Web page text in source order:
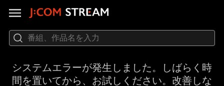
システムエラーが発生しました。しばらく時
間を置いてから、お試しください。改善しな